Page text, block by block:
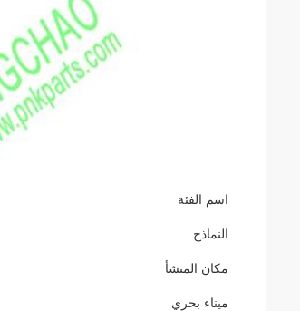
اسم الفئة
النماذج
مكان المنشأ
ميناء بحري